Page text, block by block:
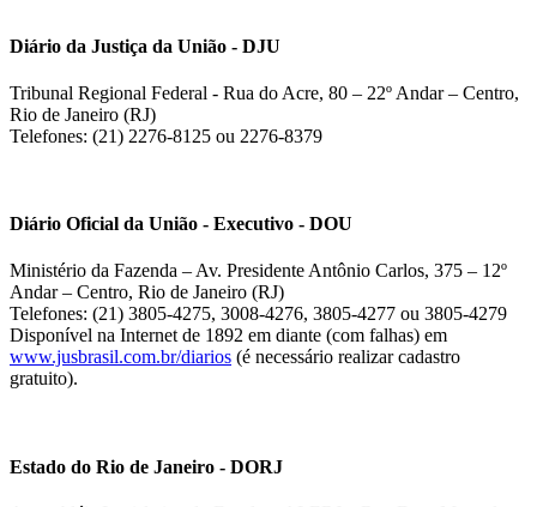
Diário da Justiça da União - DJU
Tribunal Regional Federal - Rua do Acre, 80 – 22º Andar – Centro,
Rio de Janeiro (RJ)
Telefones: (21) 2276-8125 ou 2276-8379
Diário Oficial da União - Executivo - DOU
Ministério da Fazenda – Av. Presidente Antônio Carlos, 375 – 12º
Andar – Centro, Rio de Janeiro (RJ)
Telefones: (21) 3805-4275, 3008-4276, 3805-4277 ou 3805-4279
Disponível na Internet de 1892 em diante (com falhas) em
www.jusbrasil.com.br/diarios (é necessário realizar cadastro
gratuito).
Estado do Rio de Janeiro - DORJ